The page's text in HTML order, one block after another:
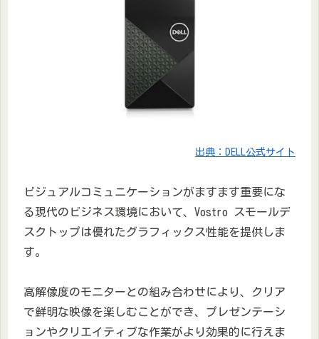
出典：DELL公式サイト
ビジュアルコミュニケーションがますます重要にな
る現代のビジネス環境において、Vostro スモールデ
スクトップは優れたグラフィックス性能を提供しま
す。
高解像度のモニターとの組み合わせにより、クリア
で鮮明な映像を楽しむことができ、プレゼンテーシ
ョンやクリエイティブな作業がより効果的に行えま